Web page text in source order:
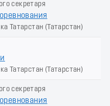
секретаря
Татарстан (Татарстан)
Татарстан (Татарстан)
секретаря